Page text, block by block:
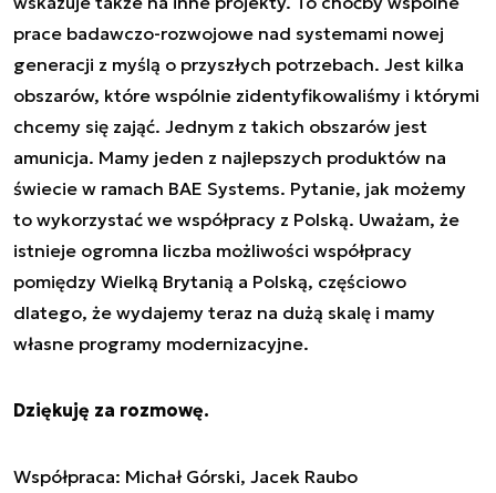
prace badawczo-rozwojowe nad systemami nowej
generacji z myślą o przyszłych potrzebach. Jest kilka
obszarów, które wspólnie zidentyfikowaliśmy i którymi
chcemy się zająć. Jednym z takich obszarów jest
amunicja. Mamy jeden z najlepszych produktów na
świecie w ramach BAE Systems. Pytanie, jak możemy
to wykorzystać we współpracy z Polską. Uważam, że
istnieje ogromna liczba możliwości współpracy
pomiędzy Wielką Brytanią a Polską, częściowo
dlatego, że wydajemy teraz na dużą skalę i mamy
własne programy modernizacyjne.
Dziękuję za rozmowę.
Współpraca: Michał Górski, Jacek Raubo